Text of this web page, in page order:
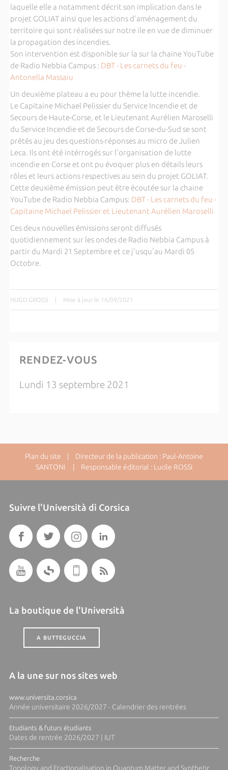
laquelle elle a notamment décrit son implication dans le
projet GOLIAT ainsi que les actions d'aménagement du
territoire qui sont réalisées sur notre ile en vue de diminuer
la propagation des incendies.
Son intervention est disponible sur la sur la chaine YouTube
de Radio Nebbia Campus : DBT - Les carnets du feu -
Antonella Massaiu
Un deuxième plateau a eu pour thème la lutte incendie.
Le Capitaine Michael Pelissier du Service Incendie et de
Secours de Haute-Corse, et le Lieutenant Aurélien Maroselli
du Service Incendie et de Secours de Corse-du-Sud se sont
prêtés au jeu des questions-réponses au micro de Julien
Leca. Ils ont été intérrogés sur l'organisation de lutte
incendie en Corse et ont pu évoquer plus en détails leurs
rôles et leurs actions respectives au sein du projet GOLIAT.
Cette deuxième émission peut être écoutée sur la chaine
YouTube de Radio Nebbia Campus: DBT - Les carnets du feu -
Capitaine Michael Pelissier et Lieutenant Aurélien Maroselli
Ces deux nouvelles émissions seront diffusés
quotidiennement sur les ondes de Radio Nebbia Campus à
partir du Mardi 21 Septembre et ce j'usqu'au Mardi 05
Octobre.
HUGO GROSSI | Mise à jour le 16/09/2021
RENDEZ-VOUS
Lundi 13 septembre 2021
Plan du site | Directeur de la publication : Paul-Antoine
SANTONI | Responsable éditorial : Lucile ROSSI
Suivre l'Università di Corsica
La boutique de l'Università
A BUTTEGUCCIA
A la une sur nos sites web
www.universita.corsica
Année universitaire 2026/2027 - Calendrier des rentrées
Etudiants & futurs étudiants
Dates de rentrée 2026/2027 | IUT
Recherche
Topology and Fractionalisation in Quantum Matter and Synthetic